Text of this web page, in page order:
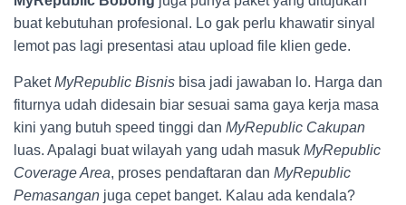
buat kebutuhan profesional. Lo gak perlu khawatir sinyal
lemot pas lagi presentasi atau upload file klien gede.
PaketMyRepublic Bisnis bisa jadi jawaban lo. Harga dan
fiturnya udah didesain biar sesuai sama gaya kerja masa
kini yang butuh speed tinggi dan MyRepublic Cakupan
luas. Apalagi buat wilayah yang udah masuk MyRepublic
Coverage Area, proses pendaftaran dan MyRepublic
Pemasangan juga cepet banget. Kalau ada kendala?